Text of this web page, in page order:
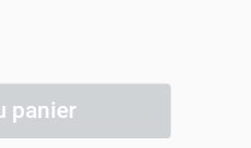
panier